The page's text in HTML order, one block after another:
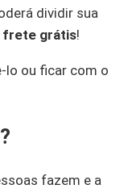
dividir sua
frete grátis!
lo ou ficar com o
fazem e a